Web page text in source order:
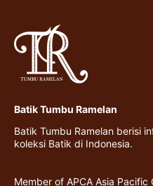
Batik Tumbu Ramelan
Batik Tumbu Ramelan berisi
koleksi Batik di Indonesia.
Member of APCA Asia Pacific